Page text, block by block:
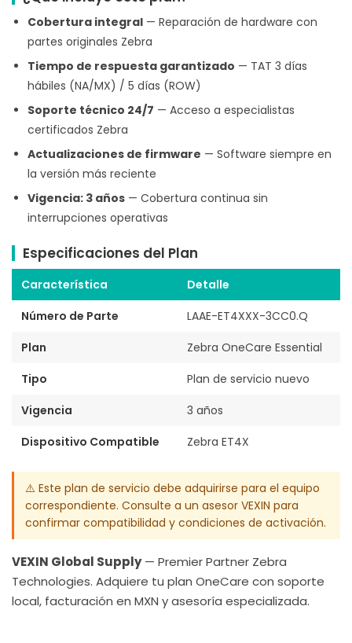
Cobertura integral — Reparación de hardware con
partes originales Zebra
Tiempo de respuesta garantizado — TAT 3 días
hábiles (NA/MX) / 5 días (ROW)
Soporte técnico 24/7 — Acceso a especialistas
certificados Zebra
Actualizaciones de firmware — Software siempre en
la versión más reciente
Vigencia: 3 años — Cobertura continua sin
interrupciones operativas
Especificaciones del Plan
Característica
Detalle
Número de Parte
LAAE-ET4XXX-3CC0.Q
Plan
Zebra OneCare Essential
Tipo
Plan de servicio nuevo
Vigencia
3 años
Dispositivo Compatible
Zebra ET4X
⚠️ Este plan de servicio debe adquirirse para el equipo
correspondiente. Consulte a un asesor VEXIN para
confirmar compatibilidad y condiciones de activación.
VEXIN Global Supply— Premier Partner Zebra
Technologies. Adquiere tu plan OneCare con soporte
local, facturación en MXN y asesoría especializada.